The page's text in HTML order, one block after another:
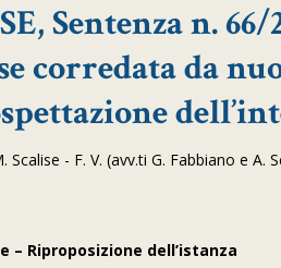
Sentenza n. 66/
corredata da
Scalise - F. V. (avv.ti G. Fabbiano e
– Riproposizione dell’istanza